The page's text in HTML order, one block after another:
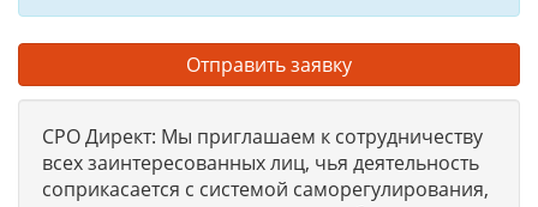
Отправить заявку
СРО Директ: Мы приглашаем к сотрудничеству
всех заинтересованных лиц, чья деятельность
соприкасается с системой саморегулирования,